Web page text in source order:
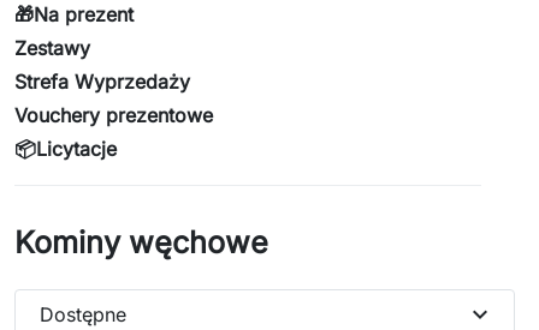
🎁Na prezent
Zestawy
Strefa Wyprzedaży
Vouchery prezentowe
📦Licytacje
Kominy węchowe
Dostępne expand_more